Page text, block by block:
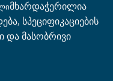
მხარდაჭერილია
სპეციფიკაციების
და მასობრივი